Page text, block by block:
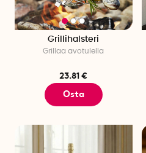
Grillihalsteri
Grillaa avotulella
23.81 €
Osta